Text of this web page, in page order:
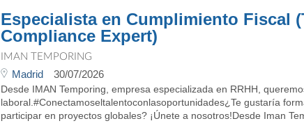
Especialista en Cumplimiento Fiscal
Compliance Expert)
IMAN TEMPORING
Madrid 30/07/2026
Desde IMAN Temporing, empresa especializada en RRHH,
laboral.#Conectamoseltalentoconlasoportunidades¿Te gustaría
participar en proyectos globales? ¡Únete a nosotros!Desde Iman